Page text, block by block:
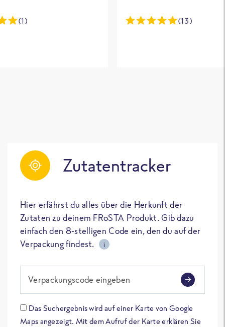
(1) (13)
Zutatentracker
Hier erfährst du alles über die Herkunft der
Zutaten zu deinem FRoSTA Produkt. Gib dazu
einfach den 8-stelligen Code ein, den du auf der
Verpackung findest.
i
Verpackungscode eingeben
Das Suchergebnis wird auf einer Karte von Google
Maps angezeigt. Mit dem Aufruf der Karte erklären Sie